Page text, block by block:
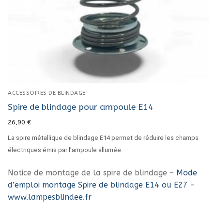
ACCESSOIRES DE BLINDAGE
Spire de blindage pour ampoule E14
26,90 €
La spire métallique de blindage E14 permet de réduire les champs
électriques émis par l’ampoule allumée.
Notice de montage de la spire de blindage – Mode
d’emploi montage Spire de blindage E14 ou E27 –
www.lampesblindee.fr